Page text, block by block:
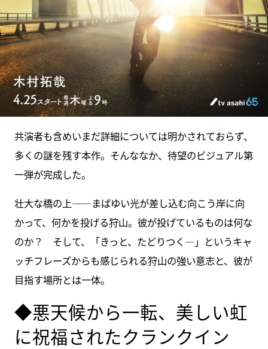
共演者も含めいまだ詳細については明かされておらず、
多くの謎を残す本作。そんななか、待望のビジュアル第
一弾が完成した。
壮大な橋の上――まばゆい光が差し込む向こう岸に向
かって、何かを投げる狩山。彼が投げているものは何な
のか？ そして、「きっと、たどりつく―」というキャ
ッチフレーズからも感じられる狩山の強い意志と、彼が
目指す場所とは一体。
◆悪天候から一転、美しい虹
に祝福されたクランクイン